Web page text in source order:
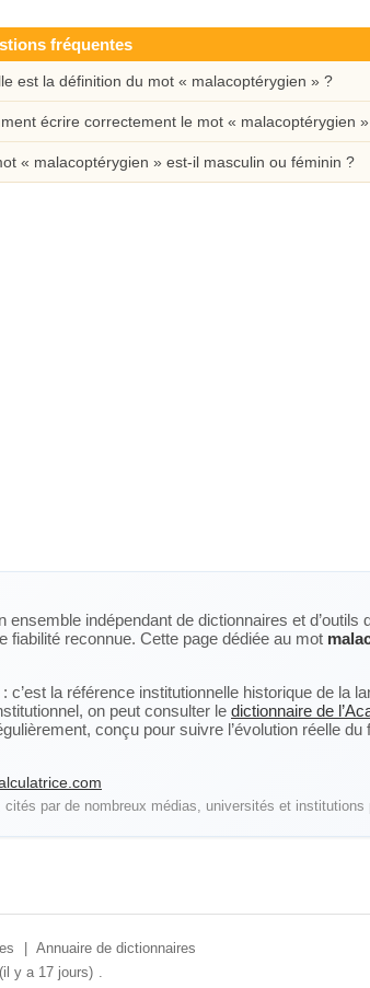
fréquentes
est la définition du mot « malacoptérygien » ?
écrire correctement le mot « malacoptérygien
« malacoptérygien » est-il masculin ou féminin ?
ensemble indépendant de dictionnaires et
fiabilité reconnue. Cette page dédiée au mot
la référence institutionnelle historique de la
on peut consulter le dictionnaire de
conçu pour suivre l’évolution réelle
par de nombreux médias, universités et institutions
Annuaire de dictionnaires
y a 17 jours) .